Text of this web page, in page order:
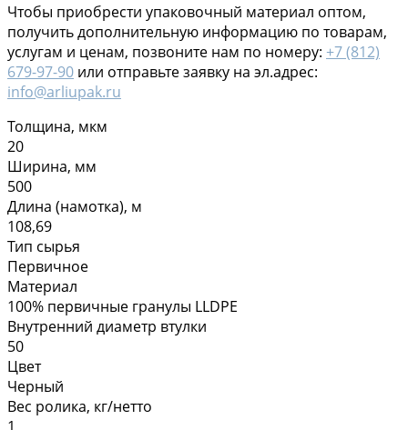
Чтобы приобрести упаковочный материал оптом,
получить дополнительную информацию по товарам,
услугам и ценам, позвоните нам по номеру: +7 (812)
679-97-90 или отправьте заявку на эл.адрес:
info@arliupak.ru
Толщина, мкм
20
Ширина, мм
500
Длина (намотка), м
108,69
Тип сырья
Первичное
Материал
100% первичные гранулы LLDPE
Внутренний диаметр втулки
50
Цвет
Черный
Вес ролика, кг/нетто